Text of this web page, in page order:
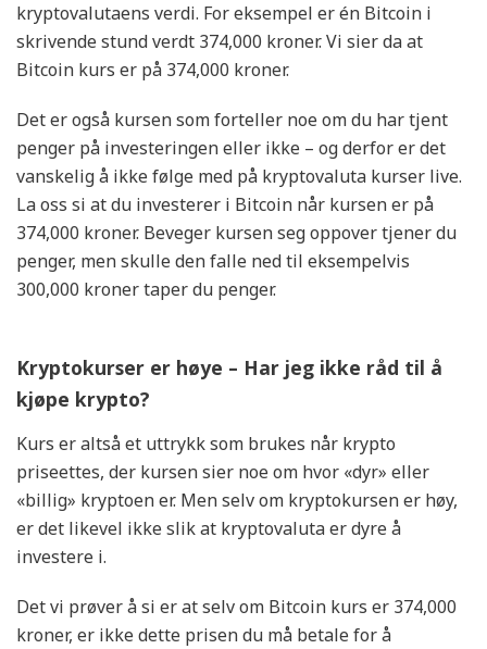
kryptovalutaens verdi. For eksempel er én Bitcoin i
skrivende stund verdt 374,000 kroner. Vi sier da at
Bitcoin kurs er på 374,000 kroner.
Det er også kursen som forteller noe om du har tjent
penger på investeringen eller ikke – og derfor er det
vanskelig å ikke følge med på kryptovaluta kurser live.
La oss si at du investerer i Bitcoin når kursen er på
374,000 kroner. Beveger kursen seg oppover tjener du
penger, men skulle den falle ned til eksempelvis
300,000 kroner taper du penger.
Kryptokurser er høye – Har jeg ikke råd til å
kjøpe krypto?
Kurs er altså et uttrykk som brukes når krypto
priseettes, der kursen sier noe om hvor «dyr» eller
«billig» kryptoen er. Men selv om kryptokursen er høy,
er det likevel ikke slik at kryptovaluta er dyre å
investere i.
Det vi prøver å si er at selv om Bitcoin kurs er 374,000
kroner, er ikke dette prisen du må betale for å